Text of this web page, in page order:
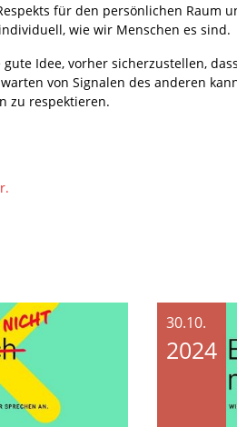
für den persönlichen Raum
wie wir Menschen es sind.
Idee, vorher sicherzustellen,
von Signalen des anderen
zu respektieren.
30.10.
2024